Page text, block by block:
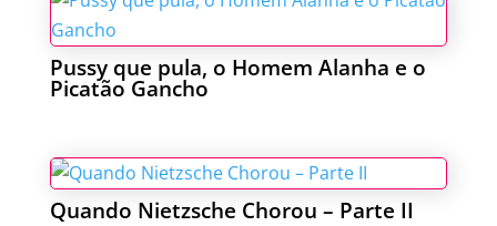
Pussy que pula, o Homem Alanha e o
Picatão Gancho
Quando Nietzsche Chorou – Parte II